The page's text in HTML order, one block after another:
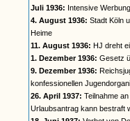
Juli 1936: Intensive
4. August 1936: Stadt Köln
Heime
11. August 1936: HJ dreht
1. Dezember 1936: Gesetz
9. Dezember 1936:
konfessionellen
26. April 1937: Teilnahme
Urlaubsantrag kann bestraft